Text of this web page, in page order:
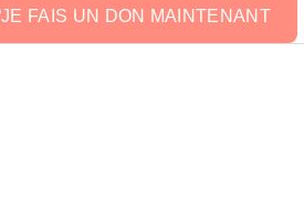
JE FAIS UN DON MAINTENANT